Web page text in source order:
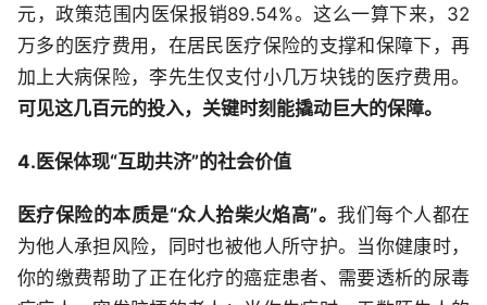
元，政策范围内医保报销89.54%。这么一算下来，32
万多的医疗费用，在居民医疗保险的支撑和保障下，再
加上大病保险，李先生仅支付小几万块钱的医疗费用。
可见这几百元的投入，关键时刻能撬动巨大的保障。
4.医保体现“互助共济”的社会价值
医疗保险的本质是“众人拾柴火焰高”。我们每个人都在
为他人承担风险，同时也被他人所守护。当你健康时，
你的缴费帮助了正在化疗的癌症患者、需要透析的尿毒